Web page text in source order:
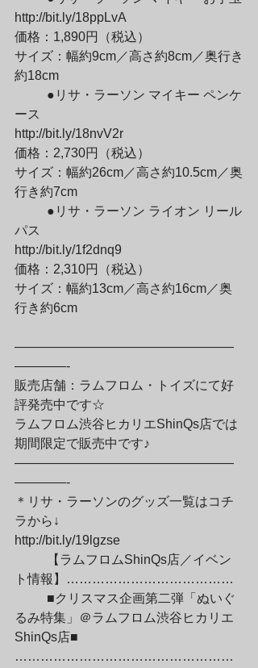
http://bit.ly/18ppLvA
価格：1,890円（税込）
サイズ：幅約9cm／高さ約8cm／奥行き
約18cm
ース
http://bit.ly/18nvV2r
価格：2,730円（税込）
サイズ：幅約26cm／高さ約10.5cm／奥
行き約7cm
パス
http://bit.ly/1f2dnq9
価格：2,310円（税込）
サイズ：幅約13cm／高さ約16cm／奥
行き約6cm
—————————————————
————-
販売店舗：ラムフロム・トイズにて好
評発売中です☆
ラムフロム渋谷ヒカリエShinQs店では
期間限定で販売中です♪
—————————————————
————-
＊リサ・ラーソンのグッズ一覧はコチ
ラから↓
http://bit.ly/19lgzse
ト情報】…………………………………
るみ特集」＠ラムフロム渋谷ヒカリエ
ShinQs店■
……………………………………………